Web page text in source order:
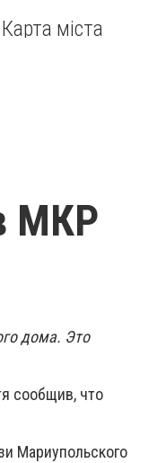
Карта міста
МКР
дома. Это
сообщив, что
Мариупольского